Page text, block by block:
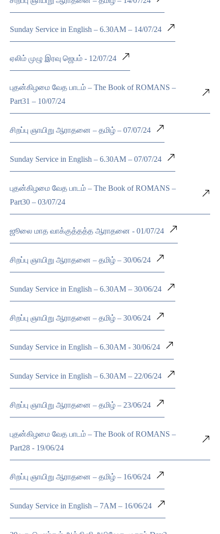
Sunday Service in English – 6.30AM – 14/07/24
ஏலிம் முழு இரவு ஜெபம் - 12/07/24
புதன்கிழமை வேத பாடம் – The Book of ROMANS –
Part31 – 10/07/24
சிறப்பு ஞாயிறு ஆராதனை – தமிழ் – 07/07/24
Sunday Service in English – 6.30AM – 07/07/24
புதன்கிழமை வேத பாடம் – The Book of ROMANS –
Part30 – 03/07/24
ஜூலை மாத வாக்குத்தத்த ஆராதனை - 01/07/24
சிறப்பு ஞாயிறு ஆராதனை – தமிழ் – 30/06/24
Sunday Service in English – 6.30AM – 30/06/24
சிறப்பு ஞாயிறு ஆராதனை – தமிழ் – 30/06/24
Sunday Service in English – 6.30AM - 30/06/24
Sunday Service in English – 6.30AM – 22/06/24
சிறப்பு ஞாயிறு ஆராதனை – தமிழ் – 23/06/24
புதன்கிழமை வேத பாடம் – The Book of ROMANS –
Part28 - 19/06/24
சிறப்பு ஞாயிறு ஆராதனை – தமிழ் – 16/06/24
Sunday Service in English – 7AM – 16/06/24